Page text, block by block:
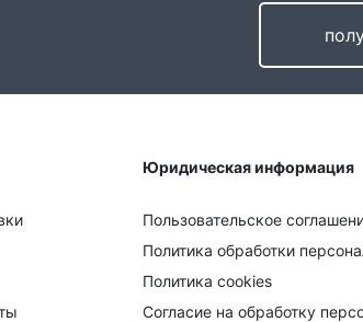
Юридическая информация
Пользовательское
Политика обработки
Политика cookies
Согласие на обработку